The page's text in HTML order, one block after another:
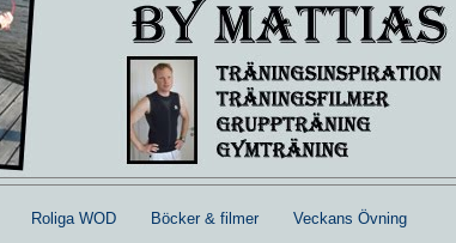
Roliga WOD Böcker & filmer Veckans Övning